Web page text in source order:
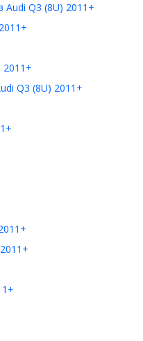
Q3 (8U) 2011+
2011+
Q3 (8U) 2011+